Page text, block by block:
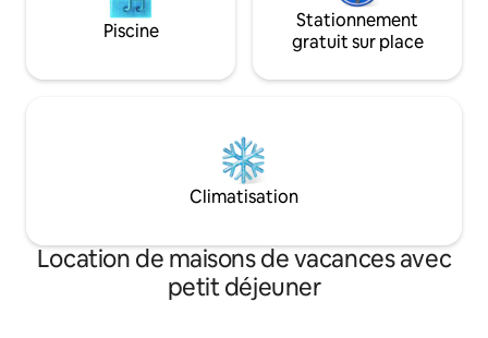
Piscine
Stationnement
gratuit sur place
Climatisation
Location de maisons de vacances avec
petit déjeuner